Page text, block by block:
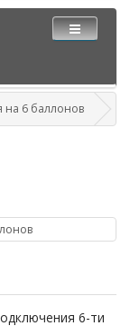
на 6 баллонов
6-ти